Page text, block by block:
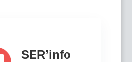
SER’info